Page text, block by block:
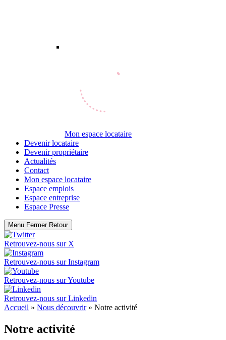
Mon espace locataire
Devenir locataire
Devenir propriétaire
Actualités
Contact
Mon espace locataire
Espace emplois
Espace entreprise
Espace Presse
Menu Fermer Retour
Retrouvez-nous sur X
Retrouvez-nous surInstagram
Retrouvez-nous surYoutube
Retrouvez-nous surLinkedin
Accueil » Nous découvrir» Notre activité
Notre activité